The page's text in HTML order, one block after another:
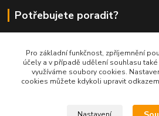
Potřebujete poradit?
+420 731 722 844
Pro základní funkčnost, zpříjemnění
účely a v případě udělení souhlasu
využíváme soubory cookies.
cookies můžete kdykoli upravit